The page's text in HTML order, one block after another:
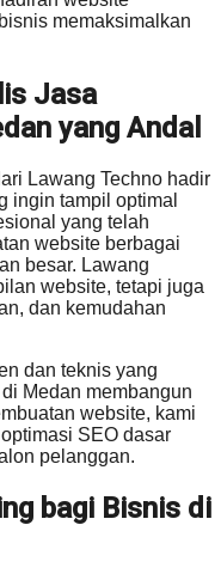
memaksimalkan
Jasa
yang Andal
Lawang Techno hadir
ingin tampil optimal
yang telah
website berbagai
besar. Lawang
website, tetapi juga
dan kemudahan
dan teknis yang
Medan membangun
website, kami
SEO dasar
pelanggan.
bagi Bisnis di